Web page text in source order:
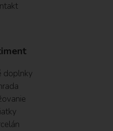
doplnky